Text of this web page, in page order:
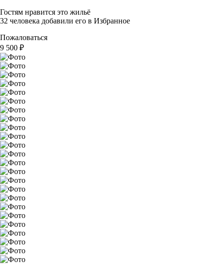
Гостям нравится это жильё
32 человека добавили его в Избранное
Пожаловаться
9 500 ₽